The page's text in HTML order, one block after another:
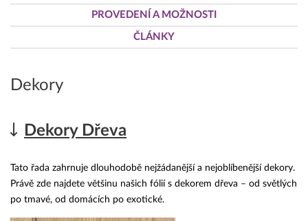
PROVEDENÍ A MOŽNOSTI
ČLÁNKY
Dekory
Dekory Dřeva
Tato řada zahrnuje dlouhodobě nejžádanější a nejoblíbenější dekory.
Právě zde najdete většinu našich fólií s dekorem dřeva – od světlých
po tmavé, od domácích po exotické.